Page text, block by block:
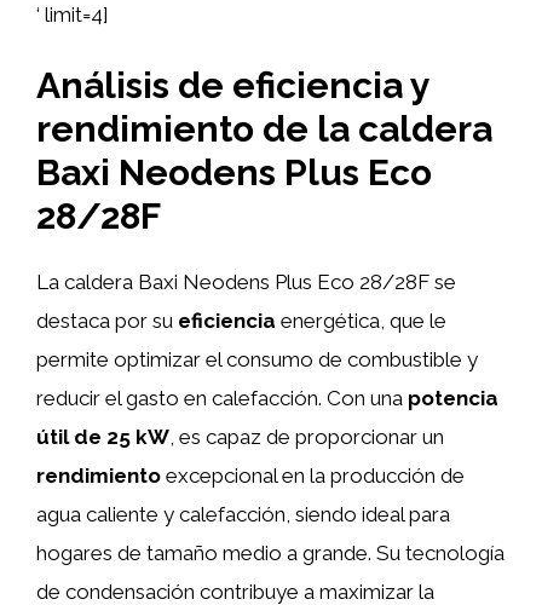
‘ limit=4]
Análisis de eficiencia y
rendimiento de la caldera
Baxi Neodens Plus Eco
28/28F
La caldera Baxi Neodens Plus Eco 28/28F se
destaca por su eficiencia energética, que le
permite optimizar el consumo de combustible y
reducir el gasto en calefacción. Con una potencia
útil de 25 kW, es capaz de proporcionar un
rendimiento excepcional en la producción de
agua caliente y calefacción, siendo ideal para
hogares de tamaño medio a grande. Su tecnología
de condensación contribuye a maximizar la